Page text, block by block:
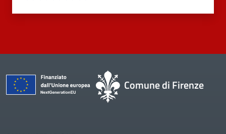
Comune di Firenze